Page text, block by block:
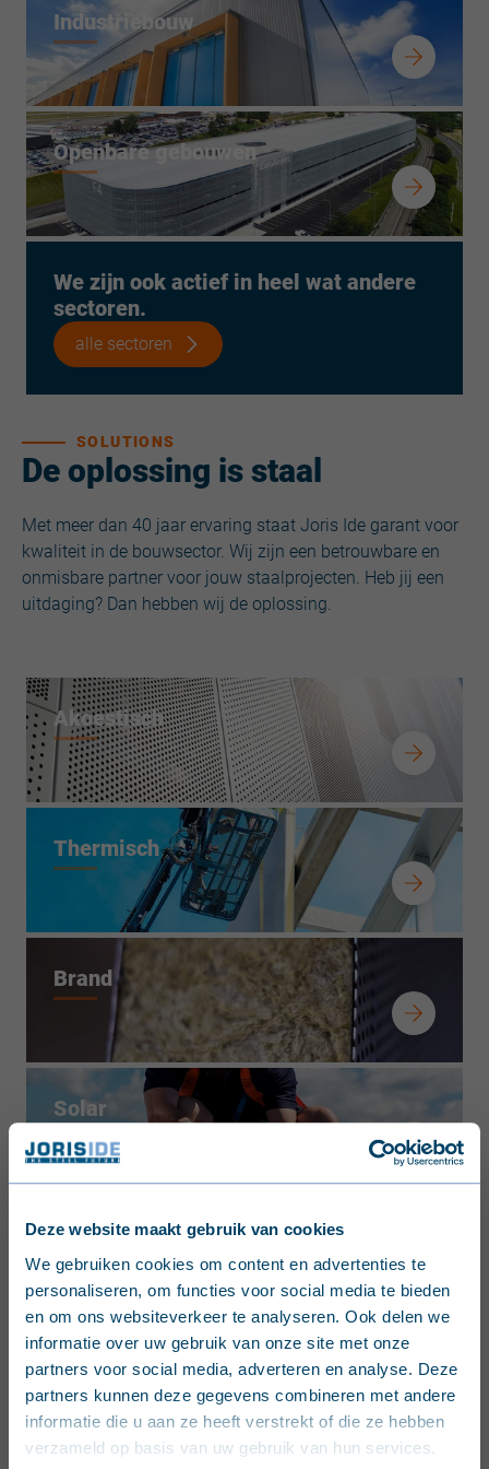
Deze website maakt gebruik van cookies
We gebruiken cookies om content en advertenties te
personaliseren, om functies voor social media te bieden
en om ons websiteverkeer te analyseren. Ook delen we
informatie over uw gebruik van onze site met onze
partners voor social media, adverteren en analyse. Deze
partners kunnen deze gegevens combineren met andere
informatie die u aan ze heeft verstrekt of die ze hebben
verzameld op basis van uw gebruik van hun services.
English (United Kingdom)
Nederlands (België)
Français (Belgique)
Nederlands (Nederland)
Deutsch (Deutschland)
Industriebouw
Openbare gebouwen
We zijn ook actief in heel wat andere
sectoren.
alle sectoren
De oplossing is staal
SOLUTIONS
Met meer dan 40 jaar ervaring staat Joris Ide garant voor
kwaliteit in de bouwsector. Wij zijn een betrouwbare en
onmisbare partner voor jouw staalprojecten. Heb jij een
uitdaging? Dan hebben wij de oplossing.
Akoestisch
Thermisch
Brand
Solar
Duurzaamheid
Renovatie